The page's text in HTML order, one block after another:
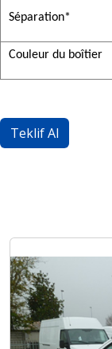
Séparation*
Couleur du boîtier
Teklif Al